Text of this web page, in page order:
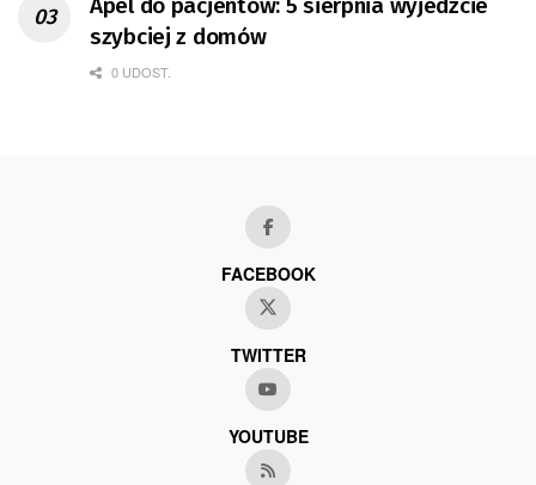
szybciej z domów
0 UDOST.
FACEBOOK
TWITTER
YOUTUBE